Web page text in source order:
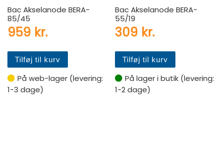
Bac Akselanode BERA-
85/45
959 kr.
Tilføj til kurv
På web-lager (levering:
1-3 dage)
Bac Akselanode BERA-
55/19
309 kr.
Tilføj til kurv
På lager i butik (levering:
1-2 dage)